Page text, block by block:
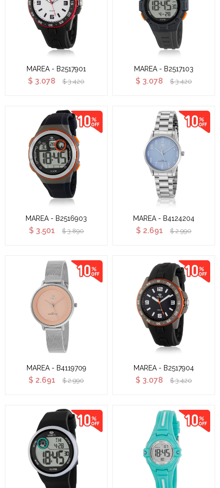
MAREA - B2517901
$ 3.078 $ 3.420
MAREA - B2517103
$ 3.078 $ 3.420
MAREA - B2516903
$ 3.501 $ 3.890
MAREA - B4124204
$ 2.691 $ 2.990
MAREA - B4119709
$ 2.691 $ 2.990
MAREA - B2517904
$ 3.078 $ 3.420